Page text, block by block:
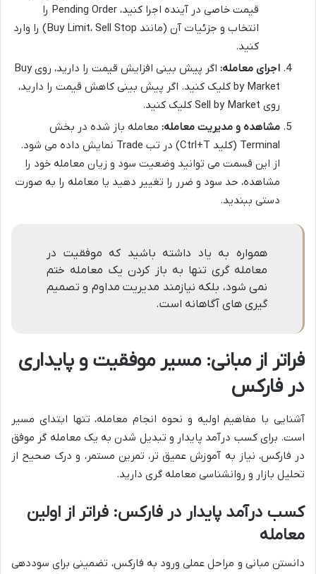
قیمت خاصی در آینده اجرا کنید، Pending Order را
انتخاب و جزئیات آن (مانند Buy Limit، Sell Stop) را وارد
کنید.
اجرای معامله:
اگر پیش بینی افزایش قیمت را دارید، روی Buy
by Market کلیک کنید. اگر پیش بینی کاهش قیمت را دارید،
روی Sell by Market کلیک کنید.
مشاهده و مدیریت معامله: معامله باز شده در بخش
Terminal (کلید Ctrl+T) در تب Trade نمایش داده می شود.
از این قسمت می توانید وضعیت سود و زیان معامله خود را
مشاهده، حد سود و ضرر را تغییر دهید یا معامله را به صورت
دستی ببندید.
همواره به یاد داشته باشید که موفقیت در
معامله گری تنها به باز کردن یک معامله ختم
نمی شود، بلکه نیازمند مدیریت مداوم و تصمیم
گیری های آگاهانه است.
فراتر از مبانی: مسیر موفقیت و پایداری
در فارکس
آشنایی با مفاهیم اولیه و نحوه انجام معامله، تنها ابتدای مسیر
است. برای کسب درآمد پایدار و تبدیل شدن به یک معامله گر موفق
در فارکس، نیاز به آموزش عمیق تر، تمرین مستمر، و درک صحیح از
تحلیل بازار و روانشناسی معامله گری دارید.
کسب درآمد پایدار در فارکس: فراتر از اولین
معامله
دانستن مبانی و مراحل عملی ورود به فارکس، تضمینی برای سوددهی